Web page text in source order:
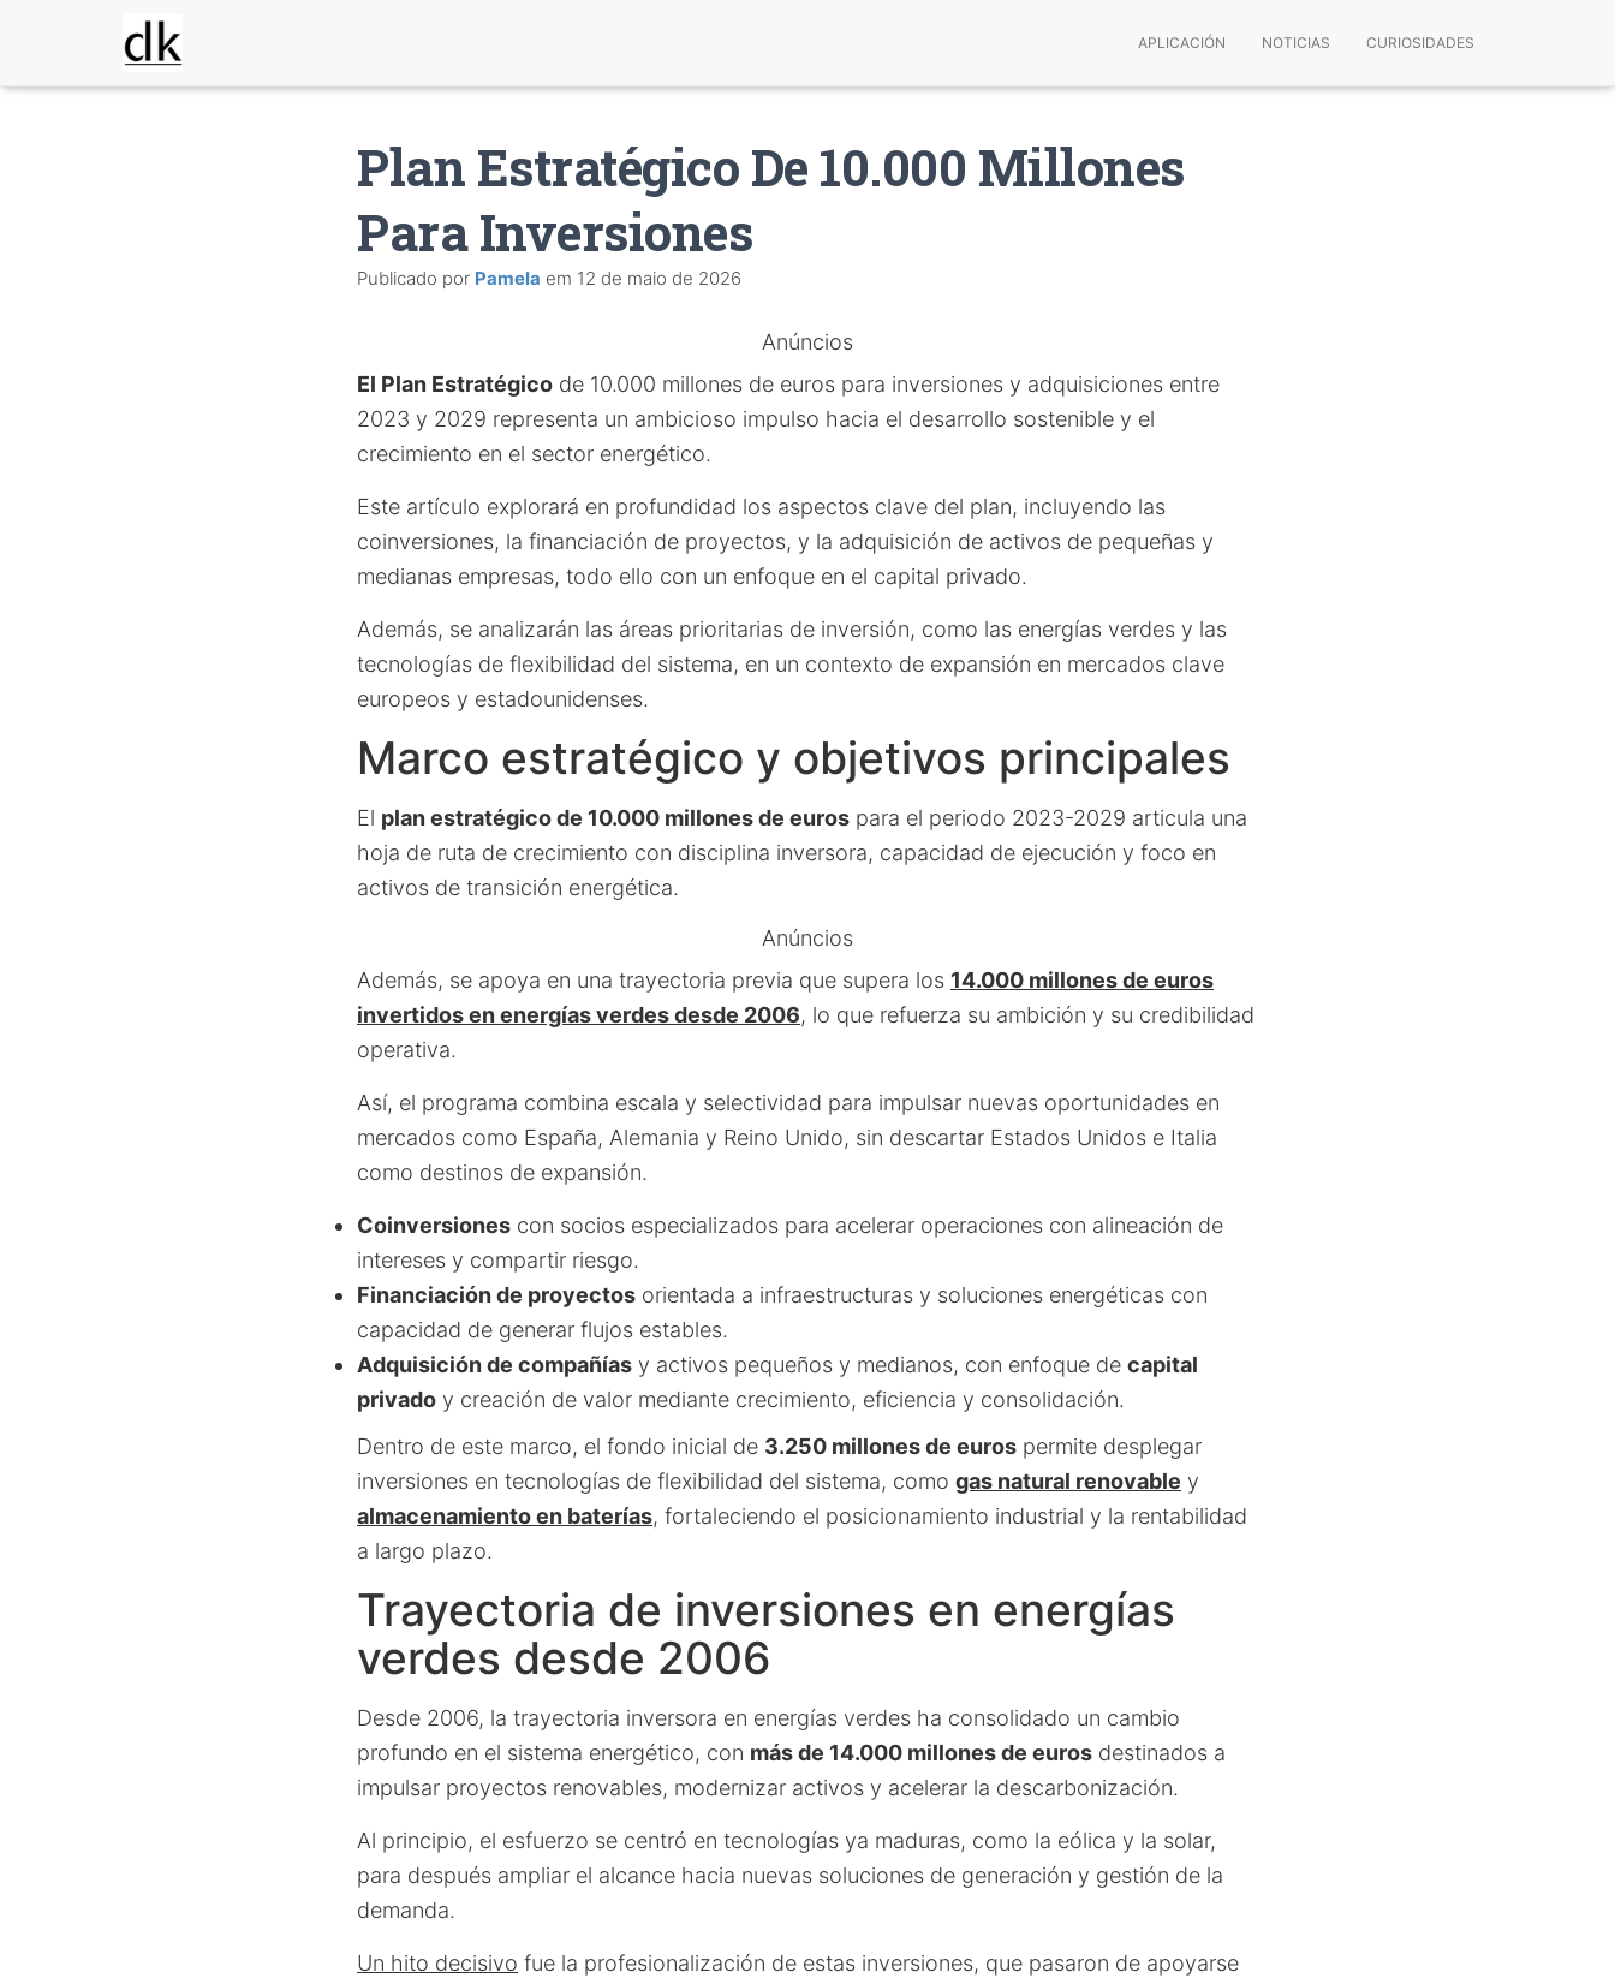
APLICACIÓN NOTICIAS CURIOSIDADES
Plan Estratégico De 10.000 Millones
Para Inversiones
Publicado por Pamela em 12 de maio de 2026
Anúncios
El Plan Estratégico de 10.000 millones de euros para inversiones y adquisiciones entre
2023 y 2029 representa un ambicioso impulso hacia el desarrollo sostenible y el
crecimiento en el sector energético.
Este artículo explorará en profundidad los aspectos clave del plan, incluyendo las
coinversiones, la financiación de proyectos, y la adquisición de activos de pequeñas y
medianas empresas, todo ello con un enfoque en el capital privado.
Además, se analizarán las áreas prioritarias de inversión, como las energías verdes y las
tecnologías de flexibilidad del sistema, en un contexto de expansión en mercados clave
europeos y estadounidenses.
Marco estratégico y objetivos principales
El plan estratégico de 10.000 millones de euros para el periodo 2023-2029 articula una
hoja de ruta de crecimiento con disciplina inversora, capacidad de ejecución y foco en
activos de transición energética.
Anúncios
Además, se apoya en una trayectoria previa que supera los 14.000 millones de euros
invertidos en energías verdes desde 2006, lo que refuerza su ambición y su credibilidad
operativa.
Así, el programa combina escala y selectividad para impulsar nuevas oportunidades en
mercados como España, Alemania y Reino Unido, sin descartar Estados Unidos e Italia
como destinos de expansión.
Coinversiones con socios especializados para acelerar operaciones con alineación de
intereses y compartir riesgo.
Financiación de proyectos orientada a infraestructuras y soluciones energéticas con
capacidad de generar flujos estables.
Adquisición de compañías y activos pequeños y medianos, con enfoque de capital
privado y creación de valor mediante crecimiento, eficiencia y consolidación.
Dentro de este marco, el fondo inicial de 3.250 millones de euros permite desplegar
inversiones en tecnologías de flexibilidad del sistema, como gas natural renovable y
almacenamiento en baterías, fortaleciendo el posicionamiento industrial y la rentabilidad
a largo plazo.
Trayectoria de inversiones en energías
verdes desde 2006
Desde 2006, la trayectoria inversora en energías verdes ha consolidado un cambio
profundo en el sistema energético, con más de 14.000 millones de euros destinados a
impulsar proyectos renovables, modernizar activos y acelerar la descarbonización.
Al principio, el esfuerzo se centró en tecnologías ya maduras, como la eólica y la solar,
para después ampliar el alcance hacia nuevas soluciones de generación y gestión de la
demanda.
Un hito decisivo fue la profesionalización de estas inversiones, que pasaron de apoyarse